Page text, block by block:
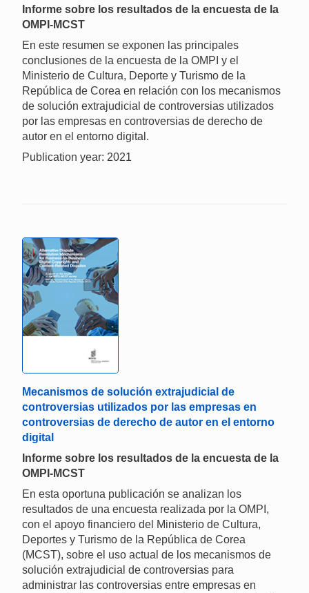
Informe sobre los resultados de la encuesta de la
OMPI-MCST
En este resumen se exponen las principales
conclusiones de la encuesta de la OMPI y el
Ministerio de Cultura, Deporte y Turismo de la
República de Corea en relación con los mecanismos
de solución extrajudicial de controversias utilizados
por las empresas en controversias de derecho de
autor en el entorno digital.
Publication year: 2021
Mecanismos de solución extrajudicial de
controversias utilizados por las empresas en
controversias de derecho de autor en el entorno
digital
Informe sobre los resultados de la encuesta de la
OMPI-MCST
En esta oportuna publicación se analizan los
resultados de una encuesta realizada por la OMPI,
con el apoyo financiero del Ministerio de Cultura,
Deportes y Turismo de la República de Corea
(MCST), sobre el uso actual de los mecanismos de
solución extrajudicial de controversias para
administrar las controversias entre empresas en